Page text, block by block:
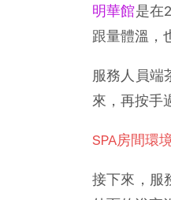
明華館是在
跟量體溫，
服務人員端
來，再按手
SPA房間環
接下來，服